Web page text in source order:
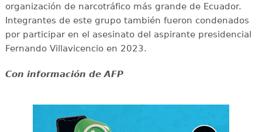
organización de narcotráfico más grande de Ecuador.
Integrantes de este grupo también fueron condenados
por participar en el asesinato del aspirante presidencial
Fernando Villavicencio en 2023.
Con información de AFP